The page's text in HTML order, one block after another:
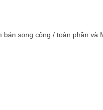
song công / toàn phần và